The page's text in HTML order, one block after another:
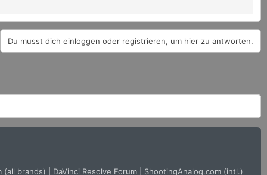
Du musst dich einloggen oder registrieren, um hier zu antworten.
(all brands) DaVinci Resolve Forum ShootingAnalog.com (intl.)